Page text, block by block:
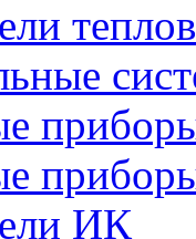
ИК